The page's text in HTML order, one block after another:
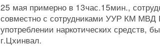
25 мая примерно в 13час.15мин.,
совместно с сотрудниками УУР КМ
употреблении наркотических средств,
г.Цхинвал.